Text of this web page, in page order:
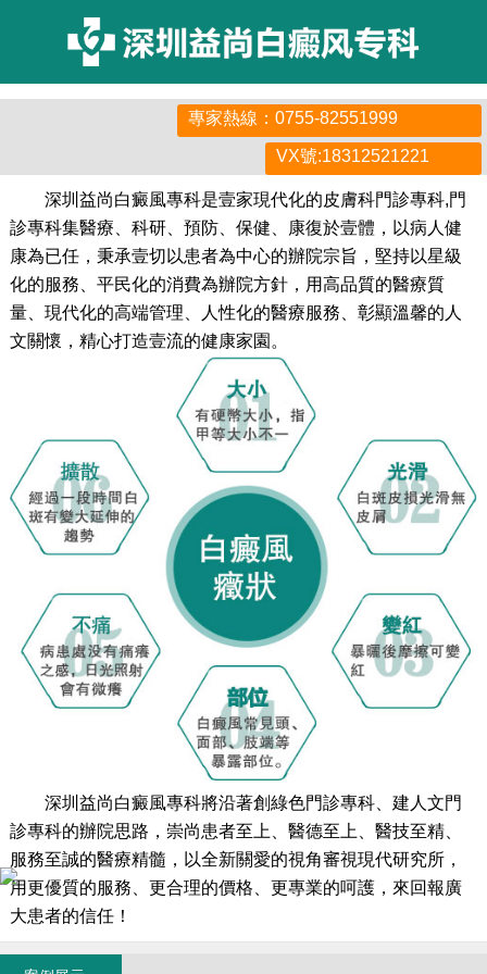
專家熱線：0755-82551999
VX號:18312521221
深圳益尚白癜風專科是壹家現代化的皮膚科門診專科,門
診專科集醫療、科研、預防、保健、康復於壹體，以病人健
康為已任，秉承壹切以患者為中心的辦院宗旨，堅持以星級
化的服務、平民化的消費為辦院方針，用高品質的醫療質
量、現代化的高端管理、人性化的醫療服務、彰顯溫馨的人
文關懷，精心打造壹流的健康家園。
深圳益尚白癜風專科將沿著創綠色門診專科、建人文門
診專科的辦院思路，崇尚患者至上、醫德至上、醫技至精、
服務至誠的醫療精髓，以全新關愛的視角審視現代研究所，
用更優質的服務、更合理的價格、更專業的呵護，來回報廣
大患者的信任！